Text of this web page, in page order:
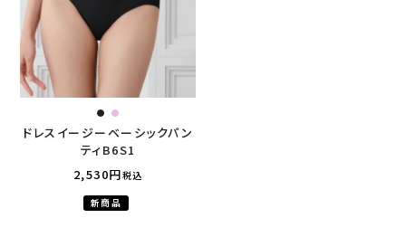
ドレスイージーベーシックパン
ティB6S1
2,530
税込
新商品